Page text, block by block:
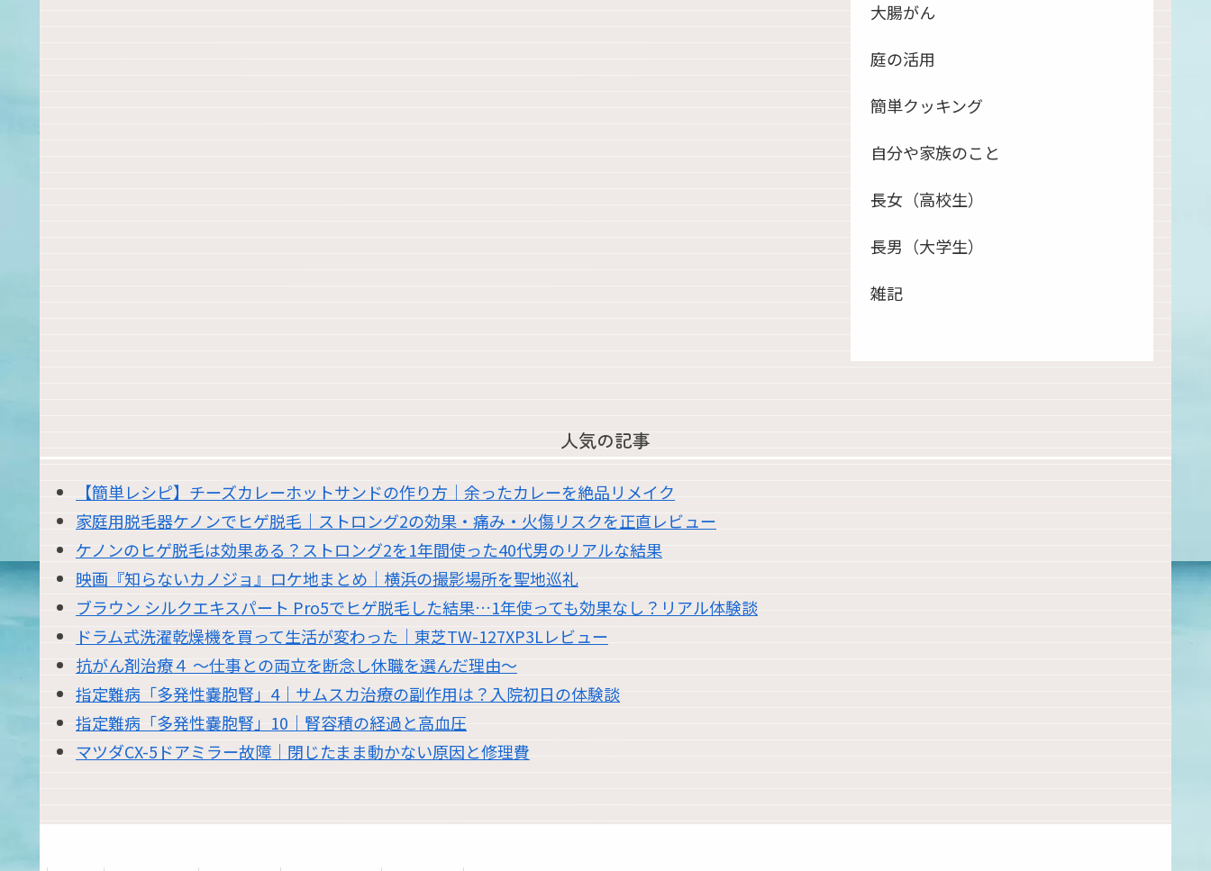
大腸がん
庭の活用
簡単クッキング
自分や家族のこと
長女（高校生）
長男（大学生）
雑記
人気の記事
【簡単レシピ】チーズカレーホットサンドの作り方｜余ったカレーを絶品リメイク
家庭用脱毛器ケノンでヒゲ脱毛｜ストロング2の効果・痛み・火傷リスクを正直レビュー
ケノンのヒゲ脱毛は効果ある？ストロング2を1年間使った40代男のリアルな結果
映画『知らないカノジョ』ロケ地まとめ｜横浜の撮影場所を聖地巡礼
ブラウン シルクエキスパート Pro5でヒゲ脱毛した結果…1年使っても効果なし？リアル体験談
ドラム式洗濯乾燥機を買って生活が変わった｜東芝TW-127XP3Lレビュー
抗がん剤治療４ 〜仕事との両立を断念し休職を選んだ理由〜
指定難病「多発性嚢胞腎」4｜サムスカ治療の副作用は？入院初日の体験談
指定難病「多発性嚢胞腎」10｜腎容積の経過と高血圧
マツダCX-5ドアミラー故障｜閉じたまま動かない原因と修理費